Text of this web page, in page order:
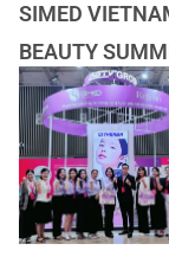
SIMED
BEAUTY